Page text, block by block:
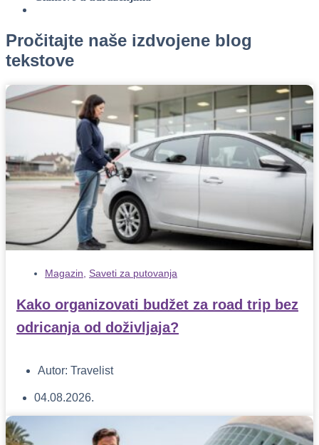
Pročitajte naše izdvojene blog
tekstove
Magazin Saveti za putovanja
Kako organizovati budžet za road trip bez
odricanja od doživljaja?
Autor: Travelist
04.08.2026.